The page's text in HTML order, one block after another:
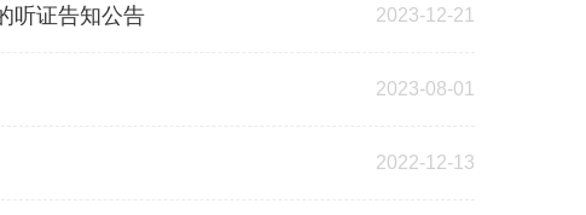
听证告知公告 2023-12-21
2023-08-01
2022-12-13